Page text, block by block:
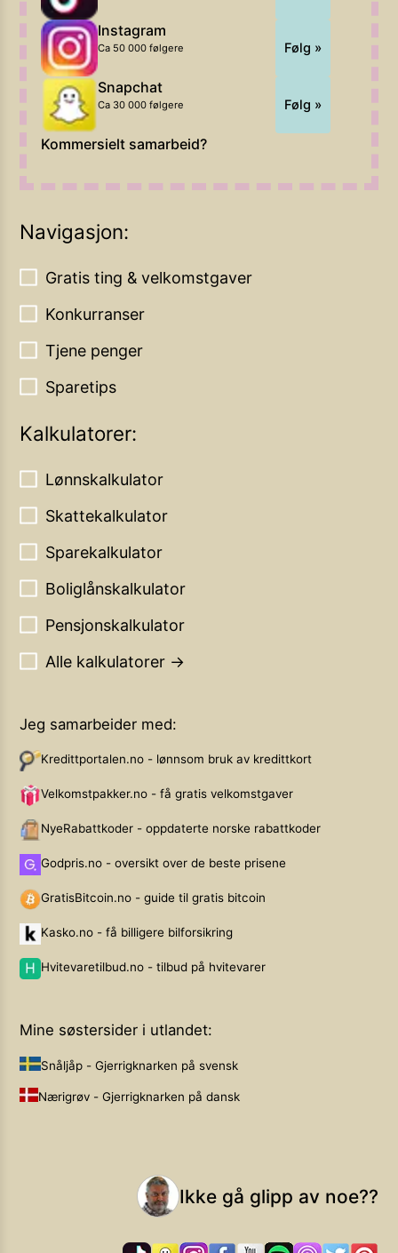
Instagram
Ca 50 000 følgere Følg »
Snapchat
Ca 30 000 følgere Følg »
Kommersielt samarbeid?
Navigasjon:
Gratis ting & velkomstgaver
Konkurranser
Tjene penger
Sparetips
Kalkulatorer:
Lønnskalkulator
Skattekalkulator
Sparekalkulator
Boliglånskalkulator
Pensjonskalkulator
Alle kalkulatorer →
Jeg samarbeider med:
Kredittportalen.no - lønnsom bruk av kredittkort
Velkomstpakker.no - få gratis velkomstgaver
NyeRabattkoder - oppdaterte norske rabattkoder
Godpris.no - oversikt over de beste prisene
GratisBitcoin.no - guide til gratis bitcoin
Kasko.no - få billigere bilforsikring
Hvitevaretilbud.no - tilbud på hvitevarer
Mine søstersider i utlandet:
Snåljåp - Gjerrigknarken på svensk
Nærigrøv - Gjerrigknarken på dansk
Ikke gå glipp av noe??